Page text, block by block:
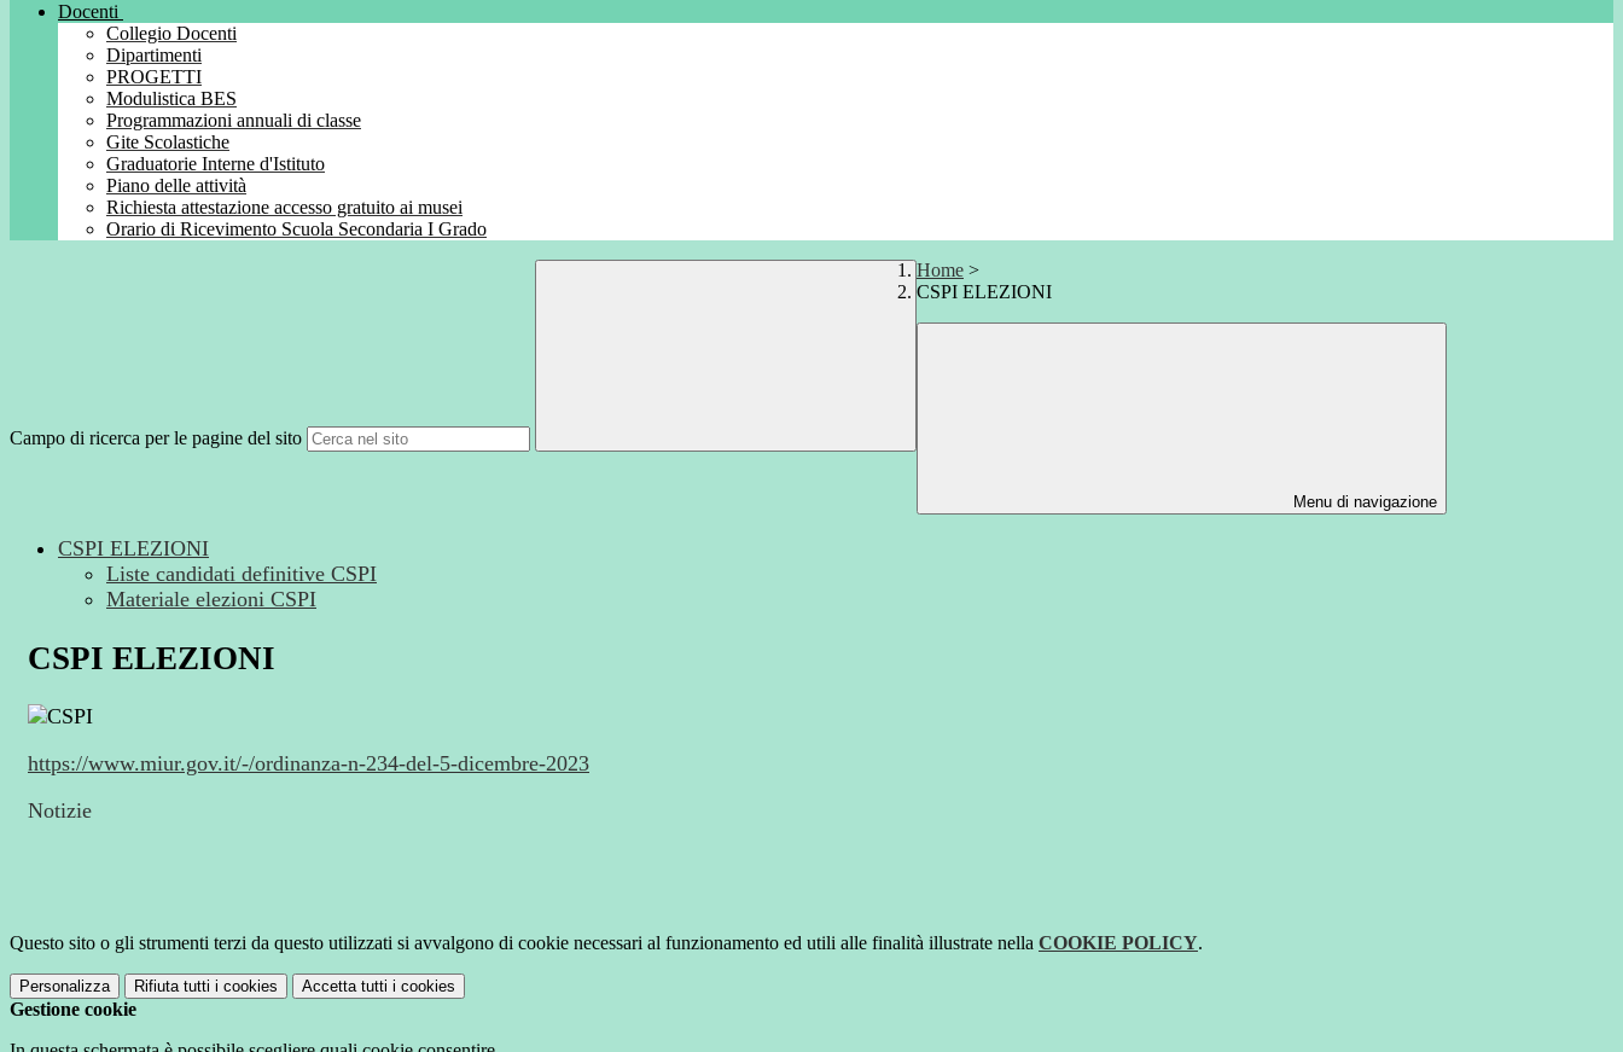
Docenti
Collegio Docenti
Dipartimenti
PROGETTI
Modulistica BES
Programmazioni annuali di classe
Gite Scolastiche
Graduatorie Interne d'Istituto
Piano delle attività
Richiesta attestazione accesso gratuito ai musei
Orario di Ricevimento Scuola Secondaria I Grado
Campo di ricerca per le pagine del sito
Home >
CSPI ELEZIONI
Menu di navigazione
CSPI ELEZIONI
Liste candidati definitive CSPI
Materiale elezioni CSPI
CSPI ELEZIONI
https://www.miur.gov.it/-/ordinanza-n-234-del-5-dicembre-2023
Notizie
Questo sito o gli strumenti terzi da questo utilizzati si avvalgono di cookie necessari al funzionamento ed utili alle finalità illustrate nella COOKIE POLICY.
Personalizza Rifiuta tutti i cookies Accetta tutti i cookies
Gestione cookie